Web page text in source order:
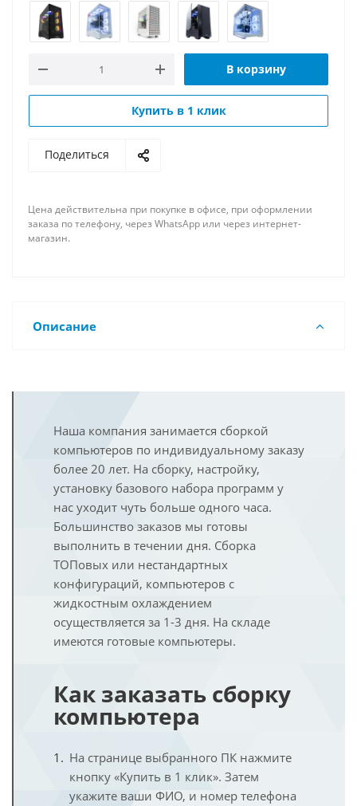
В корзину
Купить в 1 клик
Поделиться
Цена действительна при покупке в офисе, при оформлении
заказа по телефону, через WhatsApp или через интернет-
магазин.
Описание
Наша компания занимается сборкой
компьютеров по индивидуальному заказу
более 20 лет. На сборку, настройку,
установку базового набора программ у
нас уходит чуть больше одного часа.
Большинство заказов мы готовы
выполнить в течении дня. Сборка
ТОПовых или нестандартных
конфигураций, компьютеров с
жидкостным охлаждением
осуществляется за 1-3 дня. На складе
имеются готовые компьютеры.
Как заказать сборку
компьютера
На странице выбранного ПК нажмите
кнопку «Купить в 1 клик». Затем
укажите ваши ФИО, и номер телефона